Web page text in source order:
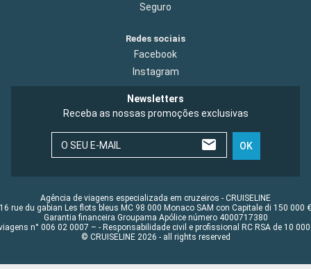
Seguro
Redes sociais
Facebook
Instagram
Newsletters
Receba as nossas promoções exclusivas
O SEU E-MAIL OK
Agência de viagens especializada em cruzeiros - CRUISELINE
16 rue du gabian Les flots bleus MC 98 000 Monaco SAM con Capitale di 150 000 €
Garantia financeira Groupama Apólice número 4000717380
n° 006 02 0007 – - Responsabilidade civil e profissional RC RSA de 10 000
© CRUISELINE 2026 - all rights reserved